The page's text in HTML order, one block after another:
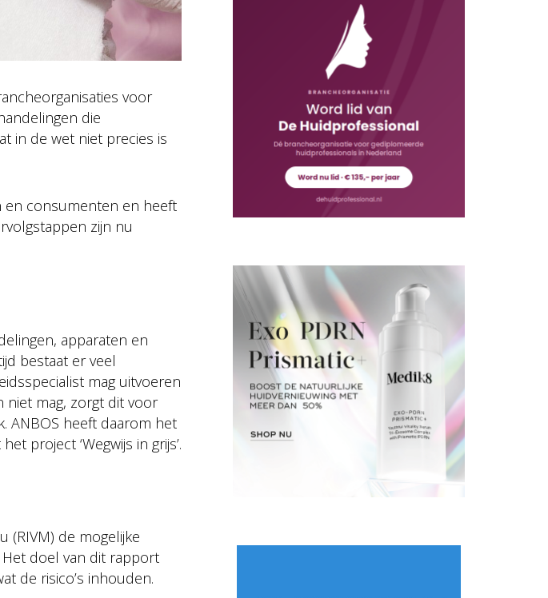
voor
die
in de wet niet precies is
en consumenten en heeft
zijn nu
apparaten en
bestaat er veel
mag uitvoeren
niet mag, zorgt dit voor
ANBOS heeft daarom het
project ‘Wegwijs in grijs’.
(RIVM) de mogelijke
doel van dit rapport
de risico’s inhouden.